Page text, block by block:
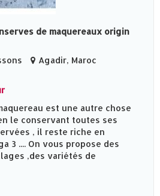
de maquereaux origin
Agadir, Maroc
est une autre chose
le conservant toutes ses
, il reste riche en
3 .... On vous propose des
,des variétés de